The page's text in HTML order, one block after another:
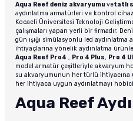
Aqua Reef deniz akvaryumu vetatlı
aydınlatma armatürleri ve kontrol
Kocaeli Üniversitesi Teknoloji
çalışmaları yapan yerli bir firmadır.
gün ışığı simülasyonlu led
ihtiyaçlarına yönelik aydınlatma
Aqua Reef Pro4 , Pro 4 Plus, Pro 4
model armatür çeşitleriyle akvaryum
su akvaryumunun her türlü
her ihtiyaca uygun aydınlatmayı
Aqua Reef